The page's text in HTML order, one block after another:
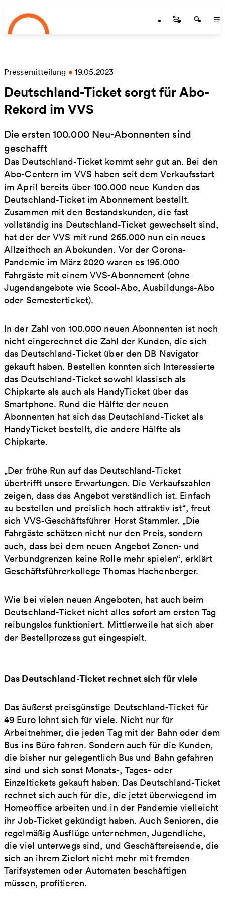
Zum Hauptinhalt springen
Startseite
Pressemitteilung • 19.05.2023
Deutschland-Ticket sorgt für Abo-
Rekord im VVS
Die ersten 100.000 Neu-Abonnenten sind
geschafft
Das Deutschland-Ticket kommt sehr gut an. Bei den
Abo-Centern im VVS haben seit dem Verkaufsstart
im April bereits über 100.000 neue Kunden das
Deutschland-Ticket im Abonnement bestellt.
Zusammen mit den Bestandskunden, die fast
vollständig ins Deutschland-Ticket gewechselt sind,
hat der der VVS mit rund 265.000 nun ein neues
Allzeithoch an Abokunden. Vor der Corona-
Pandemie im März 2020 waren es 195.000
Fahrgäste mit einem VVS-Abonnement (ohne
Jugendangebote wie Scool-Abo, Ausbildungs-Abo
oder Semesterticket).
In der Zahl von 100.000 neuen Abonnenten ist noch
nicht eingerechnet die Zahl der Kunden, die sich
das Deutschland-Ticket über den DB Navigator
gekauft haben. Bestellen konnten sich Interessierte
das Deutschland-Ticket sowohl klassisch als
Chipkarte als auch als HandyTicket über das
Smartphone. Rund die Hälfte der neuen
Abonnenten hat sich das Deutschland-Ticket als
HandyTicket bestellt, die andere Hälfte als
Chipkarte.
„Der frühe Run auf das Deutschland-Ticket
übertrifft unsere Erwartungen. Die Verkaufszahlen
zeigen, dass das Angebot verständlich ist. Einfach
zu bestellen und preislich hoch attraktiv ist“, freut
sich VVS-Geschäftsführer Horst Stammler. „Die
Fahrgäste schätzen nicht nur den Preis, sondern
auch, dass bei dem neuen Angebot Zonen- und
Verbundgrenzen keine Rolle mehr spielen“, erklärt
Geschäftsführerkollege Thomas Hachenberger.
Wie bei vielen neuen Angeboten, hat auch beim
Deutschland-Ticket nicht alles sofort am ersten Tag
reibungslos funktioniert. Mittlerweile hat sich aber
der Bestellprozess gut eingespielt.
Das Deutschland-Ticket rechnet sich für viele
Das äußerst preisgünstige Deutschland-Ticket für
49 Euro lohnt sich für viele. Nicht nur für
Arbeitnehmer, die jeden Tag mit der Bahn oder dem
Bus ins Büro fahren. Sondern auch für die Kunden,
die bisher nur gelegentlich Bus und Bahn gefahren
sind und sich sonst Monats-, Tages- oder
Einzeltickets gekauft haben. Das Deutschland-Ticket
rechnet sich auch für die, die jetzt überwiegend im
Homeoffice arbeiten und in der Pandemie vielleicht
ihr Job-Ticket gekündigt haben. Auch Senioren, die
regelmäßig Ausflüge unternehmen, Jugendliche,
die viel unterwegs sind, und Geschäftsreisende, die
sich an ihrem Zielort nicht mehr mit fremden
Tarifsystemen oder Automaten beschäftigen
müssen, profitieren.